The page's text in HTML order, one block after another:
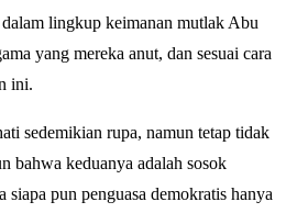
lingkup keimanan mutlak Abu
yang mereka anut, dan sesuai cara
ini.
sedemikian rupa, namun tetap tidak
bahwa keduanya adalah sosok
siapa pun penguasa demokratis hanya